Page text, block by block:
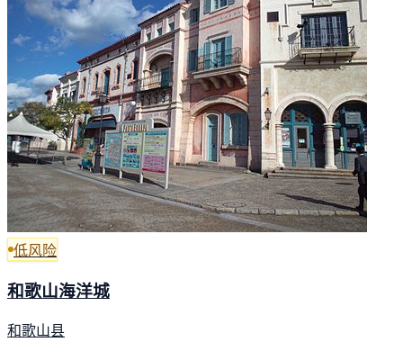
低风险
和歌山海洋城
和歌山县